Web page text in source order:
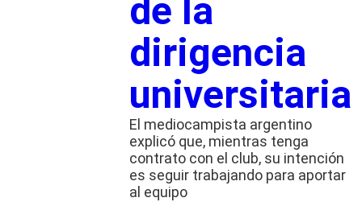
de la
dirigencia
universitaria
El mediocampista argentino
explicó que, mientras tenga
contrato con el club, su intención
es seguir trabajando para aportar
al equipo